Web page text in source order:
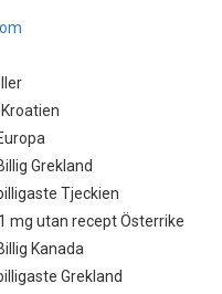
Grekland
Tjeckien
mg utan recept Österrike
Kanada
Grekland